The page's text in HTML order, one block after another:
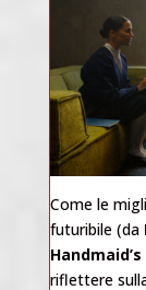
Come le
futuribile (da
riflettere